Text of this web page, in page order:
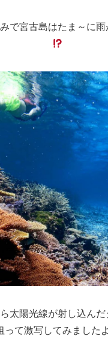
で宮古島はたま～に
太陽光線が射し込ん
って激写してみました